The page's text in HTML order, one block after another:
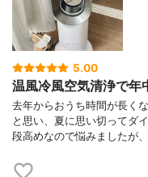
5.00
温風冷風空気清浄で年
去年からおうち時間が長く
と思い、夏に思い切ってダ
段高めなので悩みましたが